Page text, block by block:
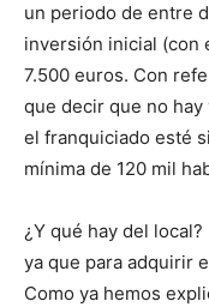
un periodo de entre
inversión inicial (con
7.500 euros. Con
que decir que no
el franquiciado esté
mínima de 120 mil
¿Y qué hay del
ya que para adquirir
Como ya hemos